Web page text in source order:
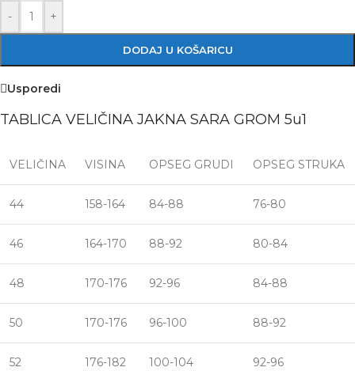
- +
DODAJ U KOŠARICU
Usporedi
TABLICA VELIČINA JAKNA SARA GROM 5u1
VELIČINA VISINA OPSEG GRUDI OPSEG STRUKA
44 158-164 84-88 76-80
46 164-170 88-92 80-84
48 170-176 92-96 84-88
50 170-176 96-100 88-92
52 176-182 100-104 92-96